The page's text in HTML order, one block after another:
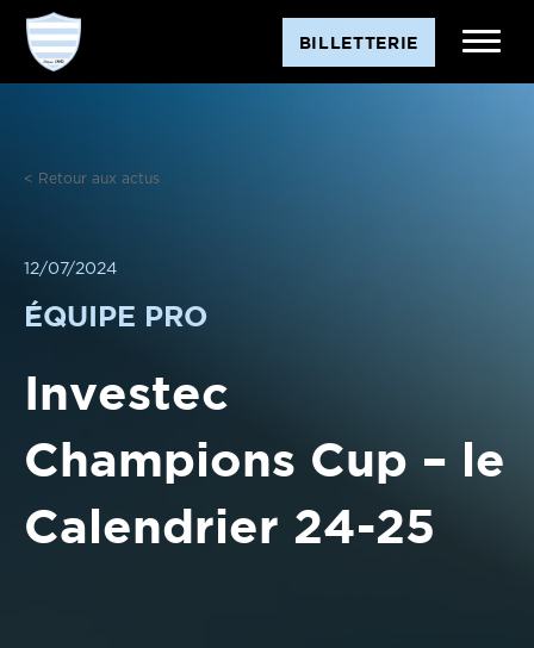
Aller
contenu
BILLETTERIE
< Retour aux actus
12/07/2024
ÉQUIPE PRO
Investec
Champions Cup – le
Calendrier 24-25